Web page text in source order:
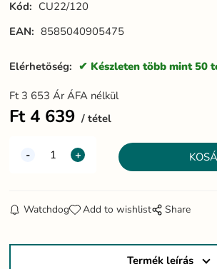
Kód: CU22/120
EAN: 8585040905475
Elérhetöség: Készleten több mint 50
Ft 3 653 Ár ÁFA nélkül
Ft4 639 tétel
Watchdog Add to wishlist Share
Termék leírás